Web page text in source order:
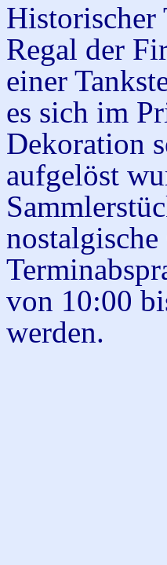
Historischer
Regal der
einer
es sich im
Dekoration
aufgelöst
von 10:00
werden.